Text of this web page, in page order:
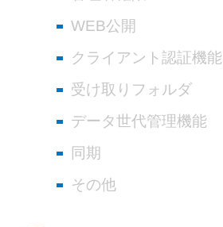
WEB公開
クライアント認証機能
受け取りフォルダ
データ世代管理機能
同期
その他